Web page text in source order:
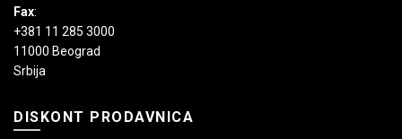
Fax:
+381 11 285 3000
11000 Beograd
Srbija
DISKONT PRODAVNICA